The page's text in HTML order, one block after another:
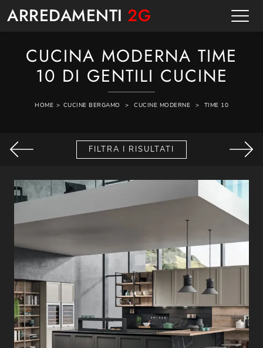
ARREDAMENTI 2G
CUCINA MODERNA TIME
10 DI GENTILI CUCINE
HOME > CUCINE BERGAMO > CUCINE MODERNE > TIME 10
FILTRA I RISULTATI